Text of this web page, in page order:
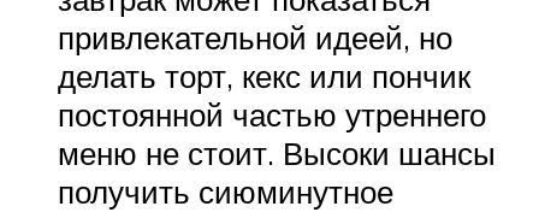
привлекательной идеей, но
делать торт, кекс или пончик
постоянной частью утреннего
меню не стоит. Высоки шансы
получить сиюминутное